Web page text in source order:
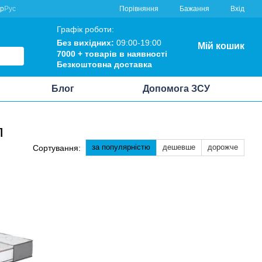
Рус Порівняння Бажання Вхід
Графік роботи:
Без вихідних: 09:00-19:00
7000 + товарів в наявності
Безкоштовна доставка
Мій кошик
Блог Допомога ЗСУ
Сортування: за популярністю дешевше дорожче